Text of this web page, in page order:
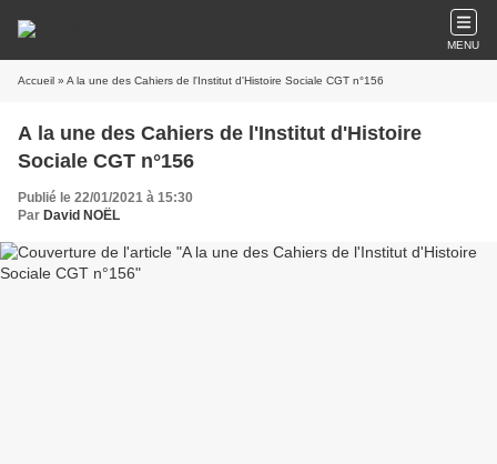
MENU
Accueil » A la une des Cahiers de l'Institut d'Histoire Sociale CGT n°156
A la une des Cahiers de l'Institut d'Histoire
Sociale CGT n°156
Publié le 22/01/2021 à 15:30
Par David NOËL